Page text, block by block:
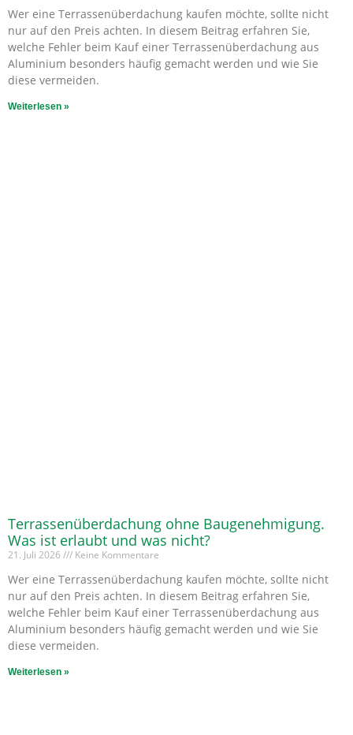
Wer eine Terrassenüberdachung kaufen möchte, sollte nicht
nur auf den Preis achten. In diesem Beitrag erfahren Sie,
welche Fehler beim Kauf einer Terrassenüberdachung aus
Aluminium besonders häufig gemacht werden und wie Sie
diese vermeiden.
Weiterlesen »
Terrassenüberdachung ohne Baugenehmigung.
Was ist erlaubt und was nicht?
21. Juli 2026 Keine Kommentare
Wer eine Terrassenüberdachung kaufen möchte, sollte nicht
nur auf den Preis achten. In diesem Beitrag erfahren Sie,
welche Fehler beim Kauf einer Terrassenüberdachung aus
Aluminium besonders häufig gemacht werden und wie Sie
diese vermeiden.
Weiterlesen »